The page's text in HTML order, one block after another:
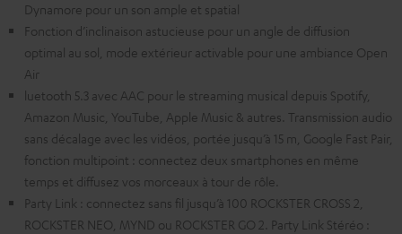
Dynamore pour un son ample et spatial
Fonction d’inclinaison astucieuse pour un angle de diffusion
optimal au sol, mode extérieur activable pour une ambiance Open
Air
luetooth 5.3 avec AAC pour le streaming musical depuis Spotify,
Amazon Music, YouTube, Apple Music & autres. Transmission audio
sans décalage avec les vidéos, portée jusqu’à 15 m, Google Fast Pair,
fonction multipoint : connectez deux smartphones en même
temps et diffusez vos morceaux à tour de rôle.
Party Link : connectez sans fil jusqu’à 100 ROCKSTER CROSS 2,
ROCKSTER NEO, MYND ou ROCKSTER GO 2. Party Link Stéréo :